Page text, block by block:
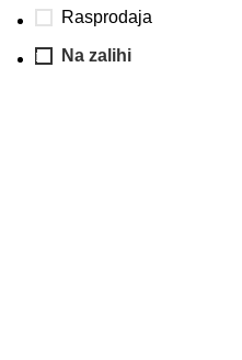
Rasprodaja
Na zalihi